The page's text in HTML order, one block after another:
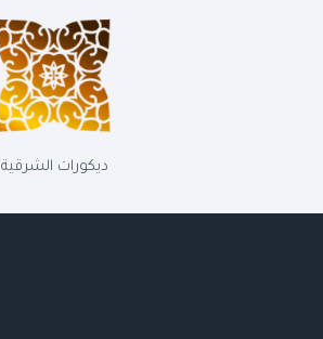
معلم
تفصيل
مرايات
معينة
بالشرقية
ديكورات الشرقية